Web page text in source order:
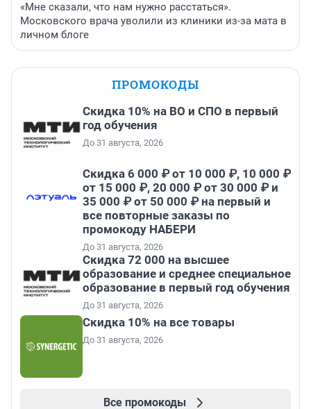
«Мне сказали, что нам нужно расстаться».
Московского врача уволили из клиники из-за мата в
личном блоге
ПРОМОКОДЫ
Скидка 10% на ВО и СПО в первый
год обучения
До 31 августа, 2026
Скидка 6 000 ₽ от 10 000 ₽, 10 000 ₽
от 15 000 ₽, 20 000 ₽ от 30 000 ₽ и
35 000 ₽ от 50 000 ₽ на первый и
все повторные заказы по
промокоду НАБЕРИ
До 31 августа, 2026
Скидка 72 000 на высшее
образование и среднее специальное
образование в первый год обучения
До 31 августа, 2026
Скидка 10% на все товары
До 31 августа, 2026
Все промокоды